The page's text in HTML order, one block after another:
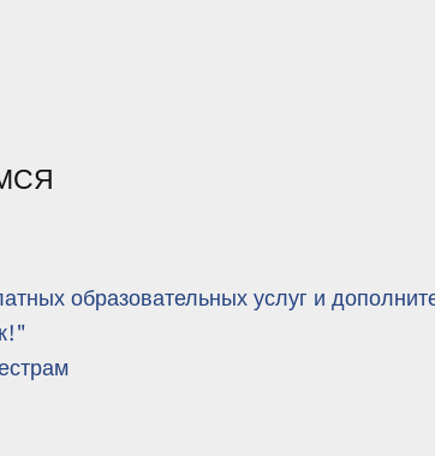
образовательных услуг и